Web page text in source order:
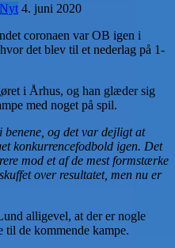
4. juni 2020
coronaen var OB igen i
det blev til et nederlag på 1-
i Århus, og han glæder sig
med noget på spil.
og det var dejligt at
konkurrencefodbold igen. Det
mod et af de mest formstærke
over resultatet, men nu er
alligevel, at der er nogle
til de kommende kampe.